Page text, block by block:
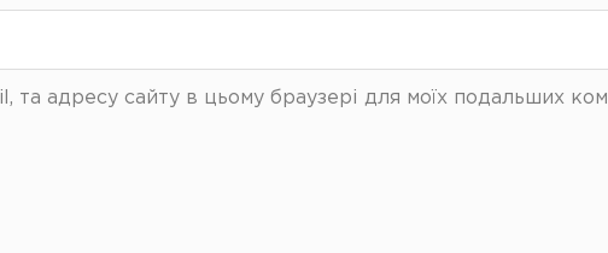
та адресу сайту в цьому браузері для моїх подальших